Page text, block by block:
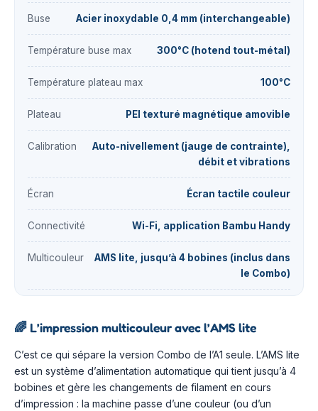
Buse Acier inoxydable 0,4 mm (interchangeable)
Température buse max 300°C (hotend tout-métal)
Température plateau max 100°C
Plateau PEI texturé magnétique amovible
Calibration
Auto-nivellement (jauge de contrainte),
débit et vibrations
Écran Écran tactile couleur
Connectivité Wi-Fi, application Bambu Handy
Multicouleur
AMS lite, jusqu’à 4 bobines (inclus dans
le Combo)
🌈 L’impression multicouleur avec l’AMS lite
C’est ce qui sépare la version Combo de l’A1 seule. L’AMS lite
est un système d’alimentation automatique qui tient jusqu’à 4
bobines et gère les changements de filament en cours
d’impression : la machine passe d’une couleur (ou d’un